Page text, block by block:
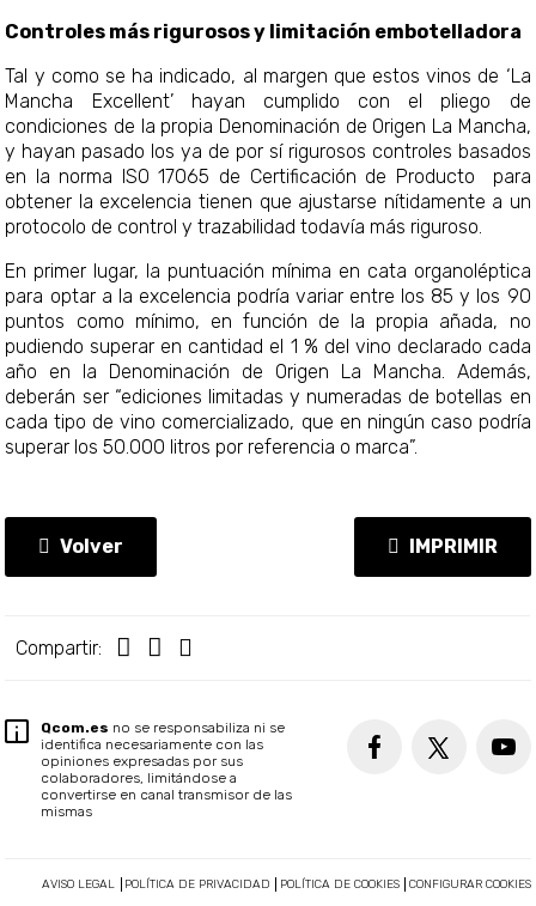
Controles más rigurosos y limitación embotelladora
Tal y como se ha indicado, al margen que estos vinos de ‘La
Mancha Excellent’ hayan cumplido con el pliego de
condiciones de la propia Denominación de Origen La Mancha,
y hayan pasado los ya de por sí rigurosos controles basados
en la norma ISO 17065 de Certificación de Producto para
obtener la excelencia tienen que ajustarse nítidamente a un
protocolo de control y trazabilidad todavía más riguroso.
En primer lugar, la puntuación mínima en cata organoléptica
para optar a la excelencia podría variar entre los 85 y los 90
puntos como mínimo, en función de la propia añada, no
pudiendo superar en cantidad el 1 % del vino declarado cada
año en la Denominación de Origen La Mancha. Además,
deberán ser “ediciones limitadas y numeradas de botellas en
cada tipo de vino comercializado, que en ningún caso podría
superar los 50.000 litros por referencia o marca”.
Volver IMPRIMIR
Compartir:
Qcom.es no se responsabiliza ni se
identifica necesariamente con las
opiniones expresadas por sus
colaboradores, limitándose a
convertirse en canal transmisor de las
mismas
AVISO LEGAL POLÍTICA DE PRIVACIDAD POLÍTICA DE COOKIES CONFIGURAR COOKIES